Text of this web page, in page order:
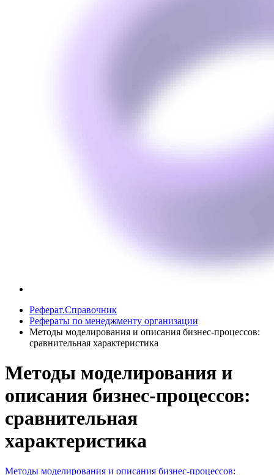
Реферат.Справочник
Рефераты по менеджменту организации
Методы моделирования и описания бизнес-процессов:
сравнительная характеристика
Методы моделирования и
описания бизнес-процессов:
сравнительная
характеристика
Методы моделирования и описания бизнес-процессов: